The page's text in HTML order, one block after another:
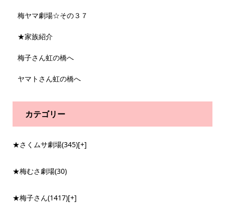
梅ヤマ劇場☆その３７
★家族紹介
梅子さん虹の橋へ
ヤマトさん虹の橋へ
カテゴリー
★さくムサ劇場(345)[+]
★梅むさ劇場(30)
★梅子さん(1417)[+]